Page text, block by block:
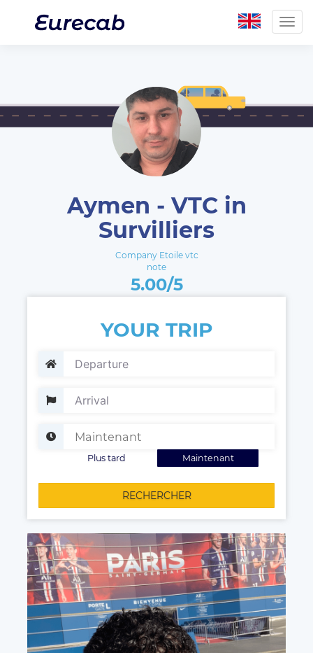
Aymen - VTC in
Survilliers
Company Etoile vtc
note
5.00/5
YOUR TRIP
Maintenant
Plus tard
RECHERCHER